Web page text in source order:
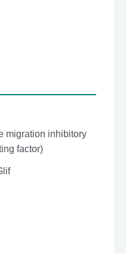
migration inhibitory
factor)